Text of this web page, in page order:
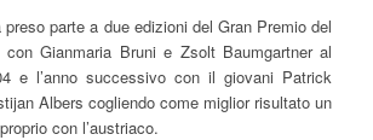
preso parte a due edizioni del Gran Premio del
con Gianmaria Bruni e Zsolt Baumgartner al
e l’anno successivo con il giovani Patrick
Albers cogliendo come miglior risultato un
con l’austriaco.